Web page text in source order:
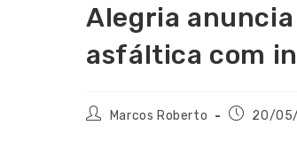
Alegria
asfáltica com
Marcos Roberto 20/